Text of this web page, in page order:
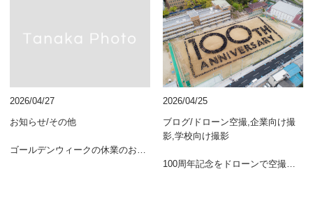
よくある質問
カメラマン募集
2026/04/27
お知らせ/その他
2026/04/25
ブログ/ドローン空撮,企業向け撮
影,学校向け撮影
100周年記念をドローンで空撮｜人文字撮影の事例紹介（大阪・関西）